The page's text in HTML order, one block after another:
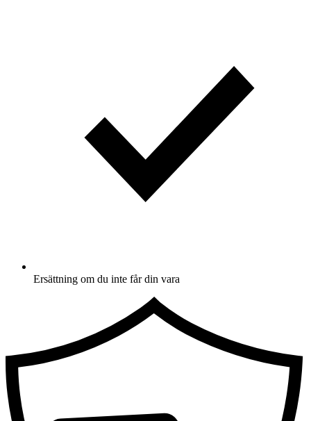
Ersättning om du inte får din vara